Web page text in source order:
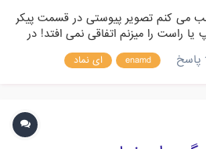
می کنم تصویر پیوستی در قسمت پیکر
راست را میزنم اتفاقی نمی افتد! در
کردم اینطور مشکلی را ندیدم کد
کجا بگذارمش!! لطفا راهنمایی
enamd ای نماد